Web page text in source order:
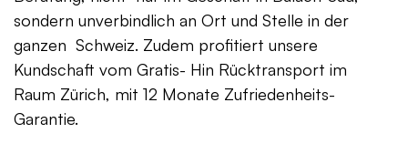
sondern unverbindlich an Ort und Stelle in der
ganzen Schweiz. Zudem profitiert unsere
Kundschaft vom Gratis- Hin Rücktransport im
Raum Zürich, mit 12 Monate Zufriedenheits-
Garantie.